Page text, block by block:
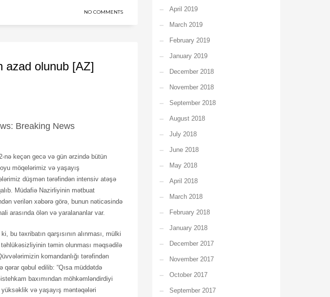
NO COMMENTS
azad olunub [AZ]
Breaking News
nə keçən gecə və gün ərzində bütün
möqelərimiz və yaşayış
düşmən tərəfindən intensiv atəşə
Müdafiə Nazirliyinin mətbuat
verilən xəbərə görə, bunun nəticəsində
arasında ölən və yaralananlar var.
bu təxribatın qarşısının alınması, mülki
təmin olunması məqsədilə
komandanlığı tərəfindən
qəbul edilib: “Qısa müddətdə
baxımından möhkəmləndirdiyi
və yaşayış məntəqələri
April 2019
March 2019
February 2019
January 2019
December 2018
November 2018
September 2018
August 2018
July 2018
June 2018
May 2018
April 2018
March 2018
February 2018
January 2018
December 2017
November 2017
October 2017
September 2017